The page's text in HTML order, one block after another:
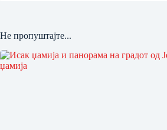
Не пропуштајте...